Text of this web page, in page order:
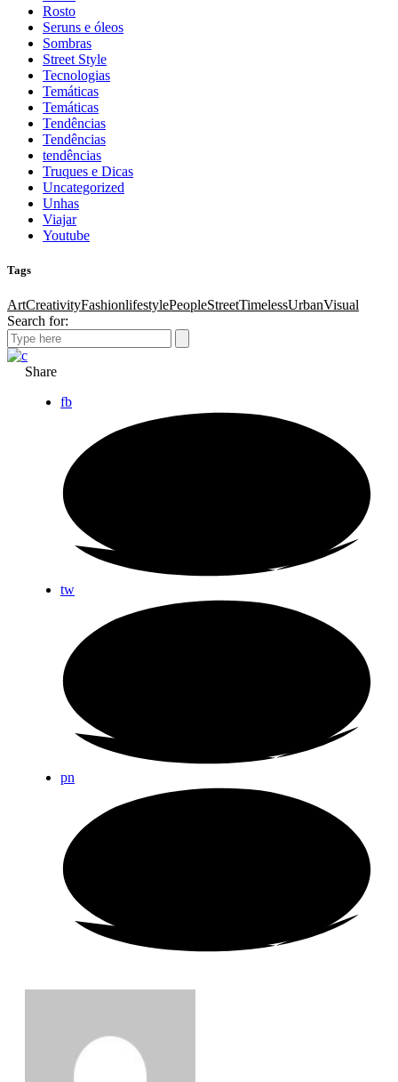
Rosto
Seruns e óleos
Sombras
Street Style
Tecnologias
Temáticas
Temáticas
Tendências
Tendências
tendências
Truques e Dicas
Uncategorized
Unhas
Viajar
Youtube
Tags
ArtCreativityFashionlifestylePeopleStreetTimelessUrbanVisual
Search for:
Share
fb
tw
pn